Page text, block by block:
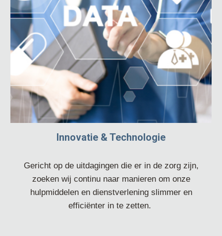
Innovatie & Technologie
Gericht op de uitdagingen die er in de zorg zijn,
zoeken wij continu naar manieren om onze
hulpmiddelen en dienstverlening slimmer en
efficiënter in te zetten.